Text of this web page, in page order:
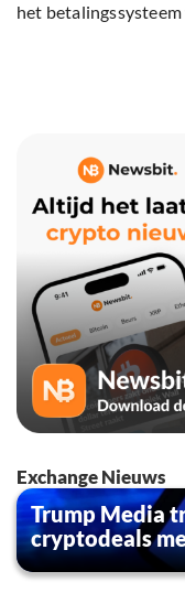
het betalingssysteem
Exchange Nieuws
Trump Media
cryptodeals